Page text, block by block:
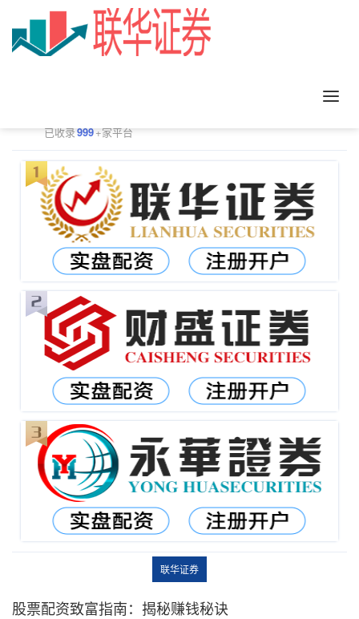
已收录999+家平台
联华证券
股票配资致富指南：揭秘赚钱秘诀